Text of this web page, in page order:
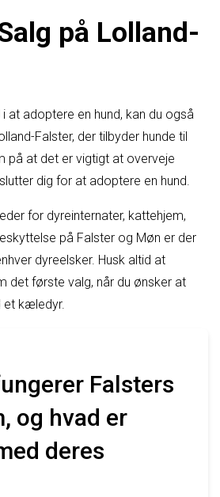
på Lolland-
at adoptere en hund, kan du også
Falster, der tilbyder hunde til
at det er vigtigt at overveje
dig for at adoptere en hund.
for dyreinternater, kattehjem,
på Falster og Møn er der
dyreelsker. Husk altid at
det første valg, når du ønsker at
et kæledyr.
Falsters
og hvad er
deres